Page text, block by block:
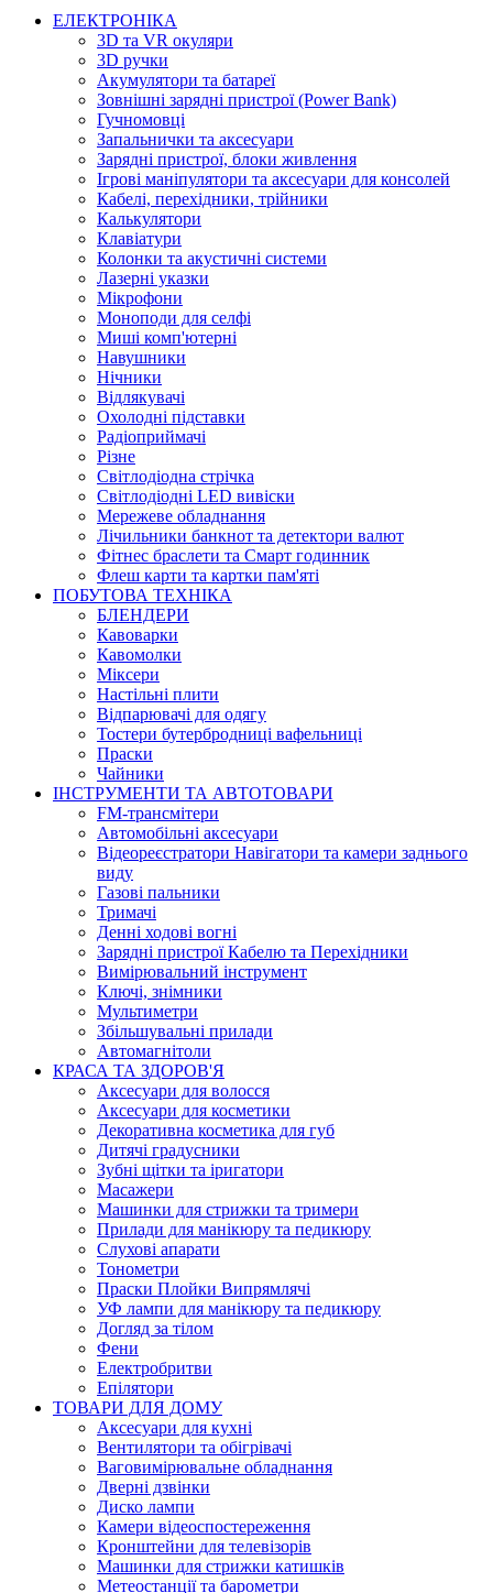
ЕЛЕКТРОНІКА
3D та VR окуляри
3D ручки
Акумулятори та батареї
Зовнішні зарядні пристрої (Power Bank)
Гучномовці
Запальнички та аксесуари
Зарядні пристрої, блоки живлення
Ігрові маніпулятори та аксесуари для консолей
Кабелі, перехідники, трійники
Калькулятори
Клавіатури
Колонки та акустичні системи
Лазерні указки
Мікрофони
Моноподи для селфі
Миші комп'ютерні
Навушники
Нічники
Відлякувачі
Охолодні підставки
Радіоприймачі
Різне
Світлодіодна стрічка
Світлодіодні LED вивіски
Мережеве обладнання
Лічильники банкнот та детектори валют
Фітнес браслети та Смарт годинник
Флеш карти та картки пам'яті
ПОБУТОВА ТЕХНІКА
БЛЕНДЕРИ
Кавоварки
Кавомолки
Міксери
Настільні плити
Відпарювачі для одягу
Тостери бутербродниці вафельниці
Праски
Чайники
ІНСТРУМЕНТИ ТА АВТОТОВАРИ
FM-трансмітери
Автомобільні аксесуари
Відеореєстратори Навігатори та камери заднього
виду
Газові пальники
Тримачі
Денні ходові вогні
Зарядні пристрої Кабелю та Перехідники
Вимірювальний інструмент
Ключі, знімники
Мультиметри
Збільшувальні прилади
Автомагнітоли
КРАСА ТА ЗДОРОВ'Я
Аксесуари для волосся
Аксесуари для косметики
Декоративна косметика для губ
Дитячі градусники
Зубні щітки та іригатори
Масажери
Машинки для стрижки та тримери
Прилади для манікюру та педикюру
Слухові апарати
Тонометри
Праски Плойки Випрямлячі
УФ лампи для манікюру та педикюру
Догляд за тілом
Фени
Електробритви
Епілятори
ТОВАРИ ДЛЯ ДОМУ
Аксесуари для кухні
Вентилятори та обігрівачі
Ваговимірювальне обладнання
Дверні дзвінки
Диско лампи
Камери відеоспостереження
Кронштейни для телевізорів
Машинки для стрижки катишків
Метеостанції та барометри